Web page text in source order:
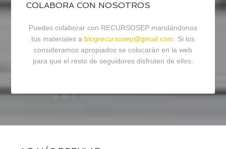
COLABORA CON NOSOTROS
Puedes colaborar con RECURSOSEP mandándonos
tus materiales a blogrecursosep@gmail.com. Si los
consideramos apropiados se colocarán en la web
para que el resto de seguidores disfruten de ellos.